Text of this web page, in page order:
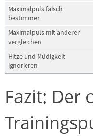
Maximalpuls falsch
bestimmen
Maximalpuls mit anderen
vergleichen
Hitze und Müdigkeit
ignorieren
Fazit: Der